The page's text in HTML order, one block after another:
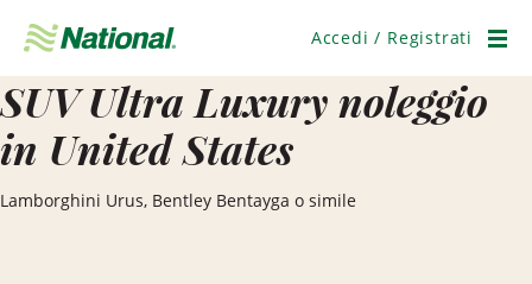
navigazione
Accedi / Registrati
SUV Ultra Luxury noleggio
in United States
Lamborghini Urus, Bentley Bentayga o simile